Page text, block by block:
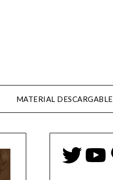
MATERIAL DESCARGABLE